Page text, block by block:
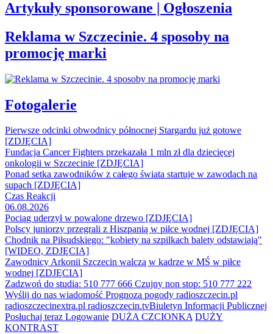
Artykuły sponsorowane | Ogłoszenia
Reklama w Szczecinie. 4 sposoby na
promocję marki
Fotogalerie
Pierwsze odcinki obwodnicy północnej Stargardu już gotowe
[ZDJĘCIA]
Fundacja Cancer Fighters przekazała 1 mln zł dla dziecięcej
onkologii w Szczecinie [ZDJĘCIA]
Ponad setka zawodników z całego świata startuje w zawodach na
supach [ZDJĘCIA]
Czas Reakcji
06.08.2026
Pociąg uderzył w powalone drzewo [ZDJĘCIA]
Polscy juniorzy przegrali z Hiszpanią w piłce wodnej [ZDJĘCIA]
Chodnik na Piłsudskiego: "kobiety na szpilkach balety odstawiają"
[WIDEO, ZDJĘCIA]
Zawodnicy Arkonii Szczecin walczą w kadrze w MŚ w piłce
wodnej [ZDJĘCIA]
Zadzwoń do studia: 510 777 666 Czujny non stop: 510 777 222
Wyślij do nas wiadomość Prognoza pogody radioszczecin.pl
radioszczecinextra.pl radioszczecin.tvBiuletyn Informacji Publicznej
Posłuchaj teraz Logowanie DUŻA CZCIONKA DUŻY
KONTRAST